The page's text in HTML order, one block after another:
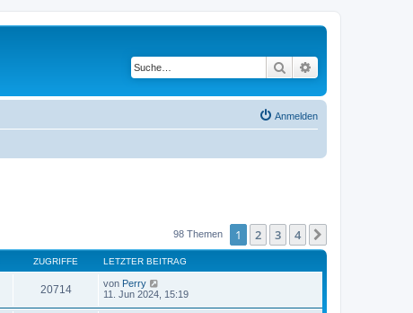
Suche
Anmelden
98 Themen 1 2 3 4
ZUGRIFFE LETZTER BEITRAG
20714 von Perry
11. Jun 2024, 15:19